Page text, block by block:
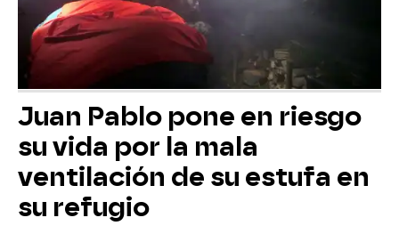
Juan Pablo pone en riesgo
su vida por la mala
ventilación de su estufa en
su refugio